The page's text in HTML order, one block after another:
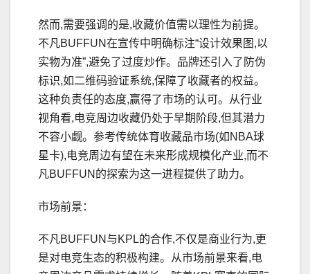
然而,需要强调的是,收藏价值需以理性为前提。
不凡BUFFUN在宣传中明确标注“设计效果图,以
实物为准”,避免了过度炒作。品牌还引入了防伪
标识,如二维码验证系统,保障了收藏者的权益。
这种负责任的态度,赢得了市场的认可。从行业
视角看,电竞周边收藏仍处于早期阶段,但其潜力
不容小觑。参考传统体育收藏品市场(如NBA球
星卡),电竞周边有望在未来形成规模化产业,而不
凡BUFFUN的探索为这一进程提供了助力。
市场前景：
不凡BUFFUN与KPL的合作,不仅是商业行为,更
是对电竞生态的积极构建。从市场前景来看,电